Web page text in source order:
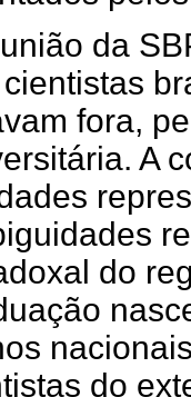
da
fora,
A
do
do